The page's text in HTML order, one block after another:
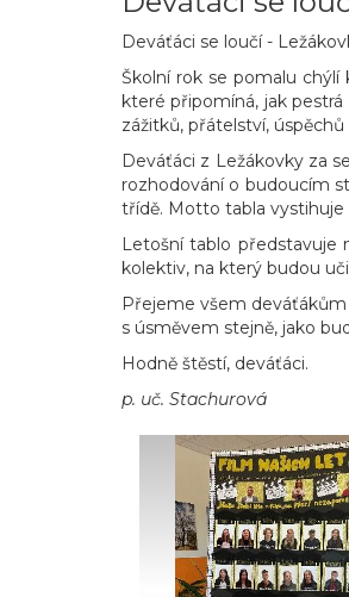
Deváťáci se loučí -
Školní rok se pomalu
které připomíná, jak
zážitků, přátelství,
Deváťáci z Ležákovky za
rozhodování o budoucím
třídě. Motto tabla vystihuje
Letošní tablo představuje
kolektiv, na který budou
Přejeme všem deváťákům
s úsměvem stejně, jako
Hodně štěstí, deváťáci.
p. uč. Stachurová